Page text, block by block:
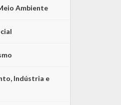
Ambiente
Indústria e